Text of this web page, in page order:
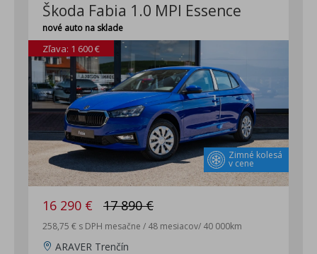
Škoda Fabia 1.0 MPI Essence
nové auto na sklade
Zimné kolesá
v cene
Zľava: 1 600 €
16 290 € 17 890 €
258,75 € s DPH mesačne / 48 mesiacov/ 40 000km
ARAVER Trenčín